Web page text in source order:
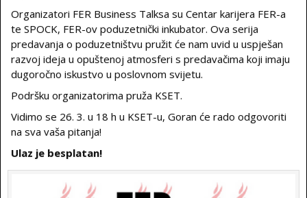
Organizatori FER Business Talksa su Centar karijera FER-a
te SPOCK, FER-ov poduzetnički inkubator. Ova serija
predavanja o poduzetništvu pružit će nam uvid u uspješan
razvoj ideja u opuštenoj atmosferi s predavačima koji imaju
dugoročno iskustvo u poslovnom svijetu.
Podršku organizatorima pruža KSET.
Vidimo se 26. 3. u 18 h u KSET-u, Goran će rado odgovoriti
na sva vaša pitanja!
Ulaz je besplatan!